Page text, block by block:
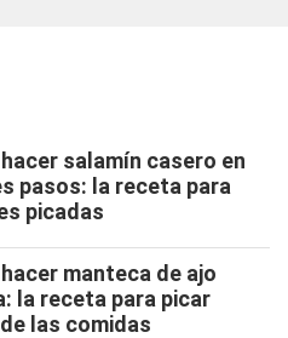
salamín casero en
pasos: la receta para
picadas
manteca de ajo
la receta para picar
las comidas